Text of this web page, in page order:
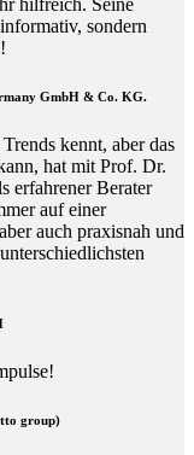
sondern
GmbH & Co. KG.
kennt, aber das
hat mit Prof. Dr.
erfahrener Berater
auf einer
auch praxisnah und
group)